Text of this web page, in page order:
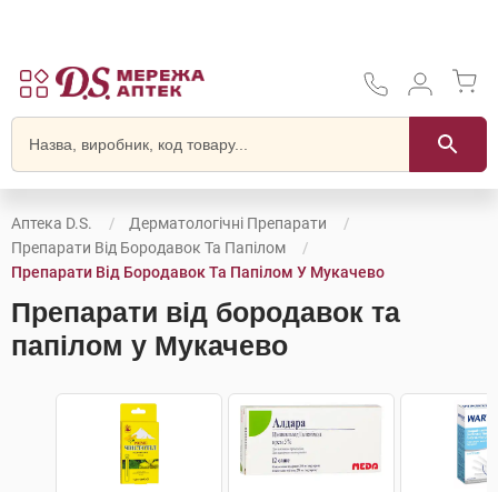
Аптека D.S.
Дерматологічні Препарати
Препарати Від Бородавок Та Папілом
Препарати Від Бородавок Та Папілом У Мукачево
Препарати від бородавок та
папілом у Мукачево